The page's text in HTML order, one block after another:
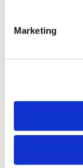
Marketing